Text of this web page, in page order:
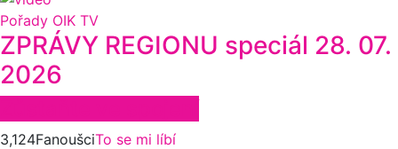
Pořady OIK TV
ZPRÁVY REGIONU speciál 28. 07.
2026
3,124FanoušciTo se mi líbí